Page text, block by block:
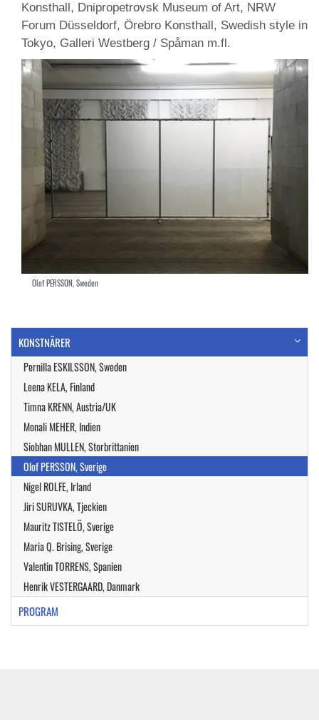
Konsthall, Dnipropetrovsk Museum of Art, NRW
Forum Düsseldorf, Örebro Konsthall, Swedish style in
Tokyo, Galleri Westberg / Spåman m.fl.
Olof PERSSON, Sweden
KONSTNÄRER
Pernilla ESKILSSON, Sweden
Leena KELA, Finland
Timna KRENN, Austria/UK
Monali MEHER, Indien
Siobhan MULLEN, Storbrittanien
Olof PERSSON, Sverige
Nigel ROLFE, Irland
Jiri SURUVKA, Tjeckien
Mauritz TISTELÖ, Sverige
Maria Q. Brising, Sverige
Valentin TORRENS, Spanien
Henrik VESTERGAARD, Danmark
PROGRAM